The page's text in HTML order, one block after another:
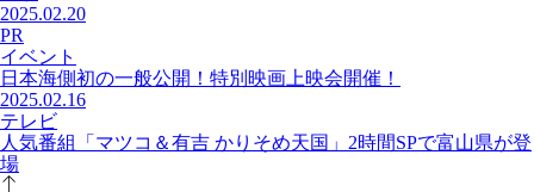
2025.02.20
PR
イベント
日本海側初の一般公開！特別映画上映会開催！
2025.02.16
テレビ
人気番組「マツコ＆有吉 かりそめ天国」2時間SPで富山県が登
場